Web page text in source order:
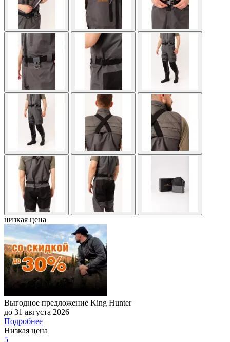
низкая цена
Выгодное предложение King Hunter
до 31 августа 2026
Подробнее
Низкая цена
5